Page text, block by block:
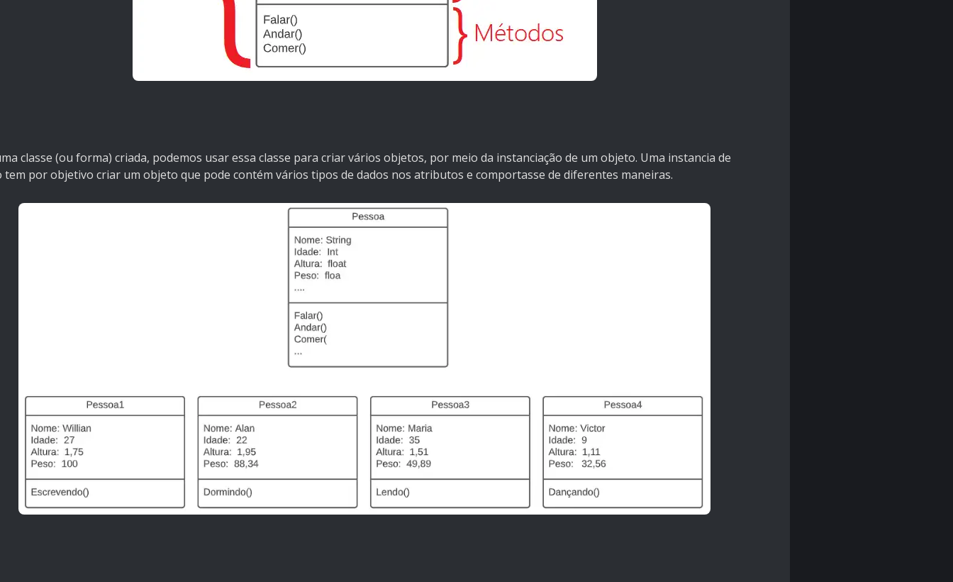
classe (ou forma) criada, podemos usar essa classe para criar vários objetos, por meio da instanciação de um objeto. Uma instancia de
tem por objetivo criar um objeto que pode contém vários tipos de dados nos atributos e comportasse de diferentes maneiras.